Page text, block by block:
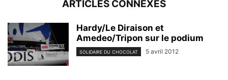
ARTICLES CONNEXES
Hardy/Le Diraison et
Amedeo/Tripon sur le podium
SOLIDAIRE DU CHOCOLAT 5 avril 2012